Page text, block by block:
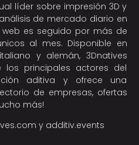
líder sobre impresión 3D y
de mercado diario en
es seguido por más de
al mes. Disponible en
y alemán, 3Dnatives
principales actores del
aditiva y ofrece una
de empresas, ofertas
más!
y additiv.events